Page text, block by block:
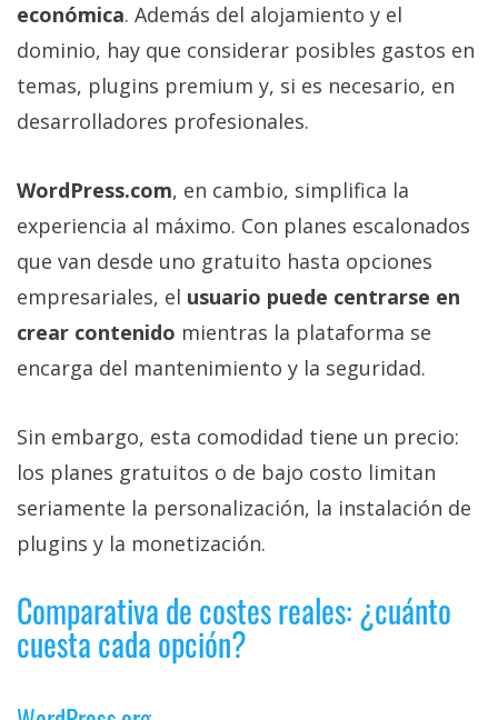
económica. Además del alojamiento y el
dominio, hay que considerar posibles gastos en
temas, plugins premium y, si es necesario, en
desarrolladores profesionales.
WordPress.com, en cambio, simplifica la
experiencia al máximo. Con planes escalonados
que van desde uno gratuito hasta opciones
empresariales, el usuario puede centrarse en
crear contenido mientras la plataforma se
encarga del mantenimiento y la seguridad.
Sin embargo, esta comodidad tiene un precio:
los planes gratuitos o de bajo costo limitan
seriamente la personalización, la instalación de
plugins y la monetización.
Comparativa de costes reales: ¿cuánto
cuesta cada opción?